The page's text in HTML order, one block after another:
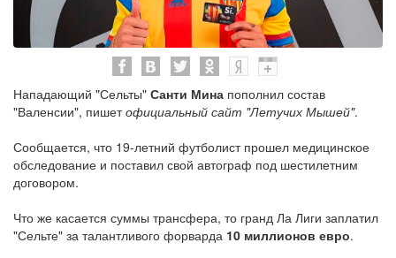
Нападающий "Сельты" Санти Мина пополнил состав
"Валенсии", пишетофициальный сайт "Летучих Мышей".
Сообщается, что 19-летний футболист прошел медицинское
обследование и поставил свой автограф под шестилетним
договором.
Что же касается суммы трансфера, то гранд Ла Лиги заплатил
"Сельте" за талантливого форварда 10 миллионов евро.